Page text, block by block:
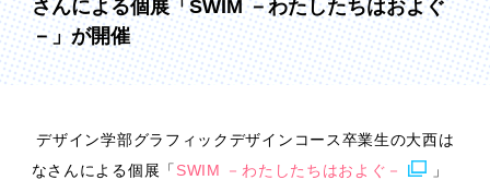
さんによる個展「SWIM －わたしたちはおよぐ
－」が開催
デザイン学部グラフィックデザインコース卒業生の大西は
なさんによる個展「 SWIM －わたしたちはおよぐ－
」